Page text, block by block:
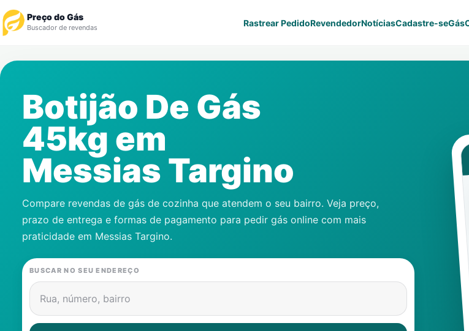
Preço do Gás
Buscador de revendas Rastrear PedidoRevendedorNotíciasCadastre-seGás
Revendedor
Notícias
Cadastre-se
Contatos
Botijão De Gás
45kg em
Messias Targino
Compare revendas de gás de cozinha que atendem o seu bairro. Veja preço,
prazo de entrega e formas de pagamento para pedir gás online com mais
praticidade em Messias Targino.
BUSCAR NO SEU ENDEREÇO
Rua, número, bairro